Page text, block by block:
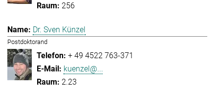
256
Dr. Sven Künzel
Postdoktorand
+ 49 4522 763-371
kuenzel@...
2.23